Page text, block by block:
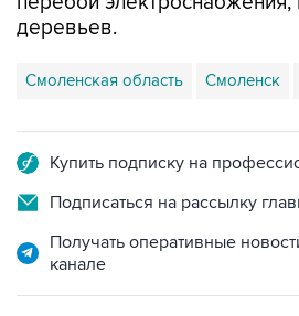
деревьев.
Смоленская область Смоленск
Купить подписку на
Подписаться на рассылку
Получать оперативные
канале